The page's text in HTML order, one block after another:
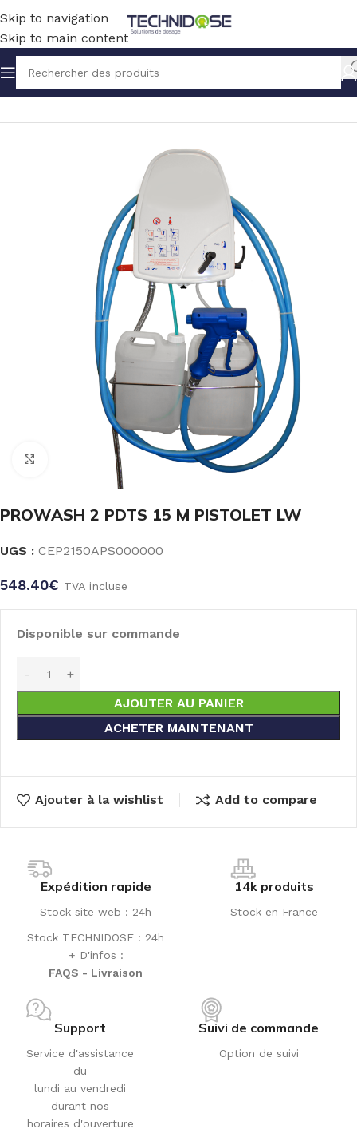
Skip to navigation
Skip to main content
Accueil HYGIENE PULVERISATION ET LAVAGE
Click to enlarge
PROWASH 2 PDTS 15 M PISTOLET LW
UGS : CEP2150APS000000
548.40€ TVA incluse
Disponible sur commande
AJOUTER AU PANIER
ACHETER MAINTENANT
Ajouter à la wishlist Add to compare
Expédition rapide
Stock site web : 24h
Stock TECHNIDOSE : 24h
+ D'infos :
FAQS - Livraison
14k produits
Stock en France
Support
Service d'assistance
du
lundi au vendredi
durant nos
horaires d'ouverture
Suivi de commande
Option de suivi